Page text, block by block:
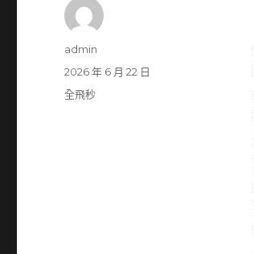
作
admin
發
佈
2026 年 6 月 22 日
分
全飛秒